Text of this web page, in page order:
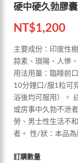
硬中硬久勃膠囊
NT$1,200
主要成份：印度性
蒜素、瑣陽、人慘
用法用量：臨睡前
10分鐘口/服1粒可
浴後均可服用）。
或房事中久勃不泄
勞、男士性生活不
者。 性/狀：本品為
訂購數量